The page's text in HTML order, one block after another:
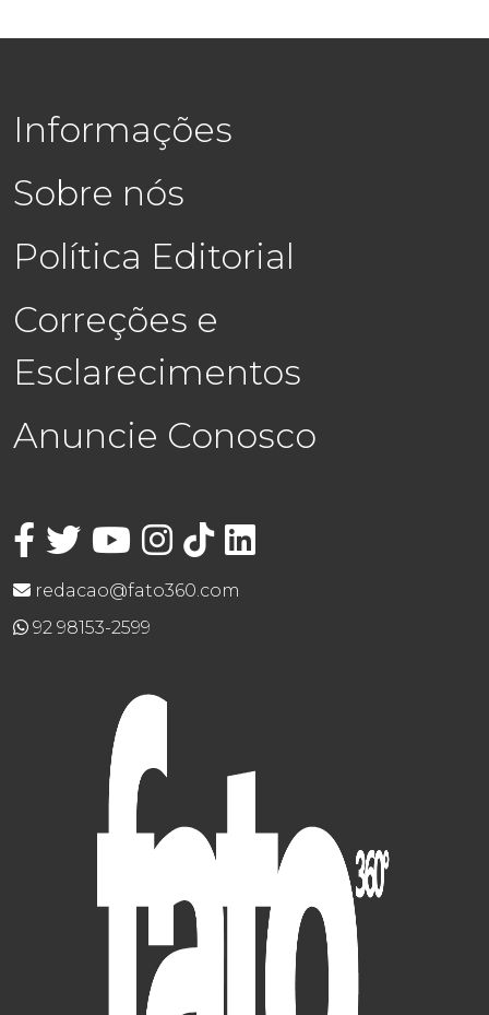
Informações
Sobre nós
Política Editorial
Correções e
Esclarecimentos
Anuncie Conosco
redacao@fato360.com
92 98153-2599